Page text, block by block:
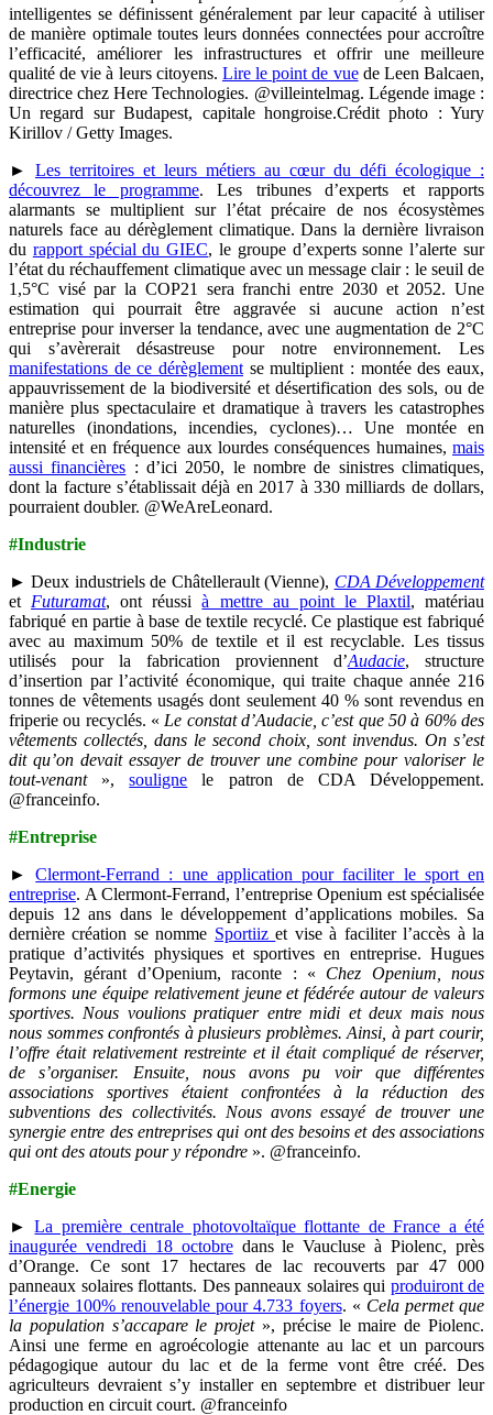
intelligentes se définissent généralement par leur capacité à utiliser
de manière optimale toutes leurs données connectées pour accroître
l’efficacité, améliorer les infrastructures et offrir une meilleure
qualité de vie à leurs citoyens. Lire le point de vuede Leen Balcaen,
directrice chez Here Technologies. @villeintelmag. Légende image :
Un regard sur Budapest, capitale hongroise.Crédit photo : Yury
Kirillov / Getty Images.
► Les territoires et leurs métiers au cœur du défi écologique :
découvrez le programme. Les tribunes d’experts et rapports
alarmants se multiplient sur l’état précaire de nos écosystèmes
naturels face au dérèglement climatique. Dans la dernière livraison
du rapport spécial du GIEC, le groupe d’experts sonne l’alerte sur
l’état du réchauffement climatique avec un message clair : le seuil de
1,5°C visé par la COP21 sera franchi entre 2030 et 2052. Une
estimation qui pourrait être aggravée si aucune action n’est
entreprise pour inverser la tendance, avec une augmentation de 2°C
qui s’avèrerait désastreuse pour notre environnement. Les
manifestations de ce dérèglement se multiplient : montée des eaux,
appauvrissement de la biodiversité et désertification des sols, ou de
manière plus spectaculaire et dramatique à travers les catastrophes
naturelles (inondations, incendies, cyclones)… Une montée en
intensité et en fréquence aux lourdes conséquences humaines, mais
aussi financières : d’ici 2050, le nombre de sinistres climatiques,
dont la facture s’établissait déjà en 2017 à 330 milliards de dollars,
pourraient doubler. @WeAreLeonard.
#Industrie
► Deux industriels de Châtellerault (Vienne), CDA Développement
et Futuramat, ont réussià mettre au point le Plaxtil, matériau
fabriqué en partie à base de textile recyclé. Ce plastique est fabriqué
avec au maximum 50% de textile et il est recyclable. Les tissus
utilisés pour la fabrication proviennent d’Audacie, structure
d’insertion par l’activité économique, qui traite chaque année 216
tonnes de vêtements usagés dont seulement 40 % sont revendus en
friperie ou recyclés. « Le constat d’Audacie, c’est que 50 à 60% des
vêtements collectés, dans le second choix, sont invendus. On s’est
dit qu’on devait essayer de trouver une combine pour valoriser le
tout-venant »,souligne le patron de CDA Développement.
@franceinfo.
#Entreprise
►Clermont-Ferrand : une application pour faciliter le sport en
entreprise. A Clermont-Ferrand, l’entreprise Openium est spécialisée
depuis 12 ans dans le développement d’applications mobiles. Sa
dernière création se nomme Sportiizet vise à faciliter l’accès à la
pratique d’activités physiques et sportives en entreprise. Hugues
Peytavin, gérant d’Openium, raconte : « Chez Openium, nous
formons une équipe relativement jeune et fédérée autour de valeurs
sportives. Nous voulions pratiquer entre midi et deux mais nous
nous sommes confrontés à plusieurs problèmes. Ainsi, à part courir,
l’offre était relativement restreinte et il était compliqué de réserver,
de s’organiser. Ensuite, nous avons pu voir que différentes
associations sportives étaient confrontées à la réduction des
subventions des collectivités. Nous avons essayé de trouver une
synergie entre des entreprises qui ont des besoins et des associations
qui ont des atouts pour y répondre ». @franceinfo.
#Energie
►La première centrale photovoltaïque flottante de France a été
inaugurée vendredi 18 octobredans le Vaucluse à Piolenc, près
d’Orange. Ce sont 17 hectares de lac recouverts par 47 000
panneaux solaires flottants. Des panneaux solaires qui produiront de
l’énergie 100% renouvelable pour 4.733 foyers. « Cela permet que
la population s’accapare le projet», précise le maire de Piolenc.
Ainsi une ferme en agroécologie attenante au lac et un parcours
pédagogique autour du lac et de la ferme vont être créé. Des
agriculteurs devraient s’y installer en septembre et distribuer leur
production en circuit court. @franceinfo